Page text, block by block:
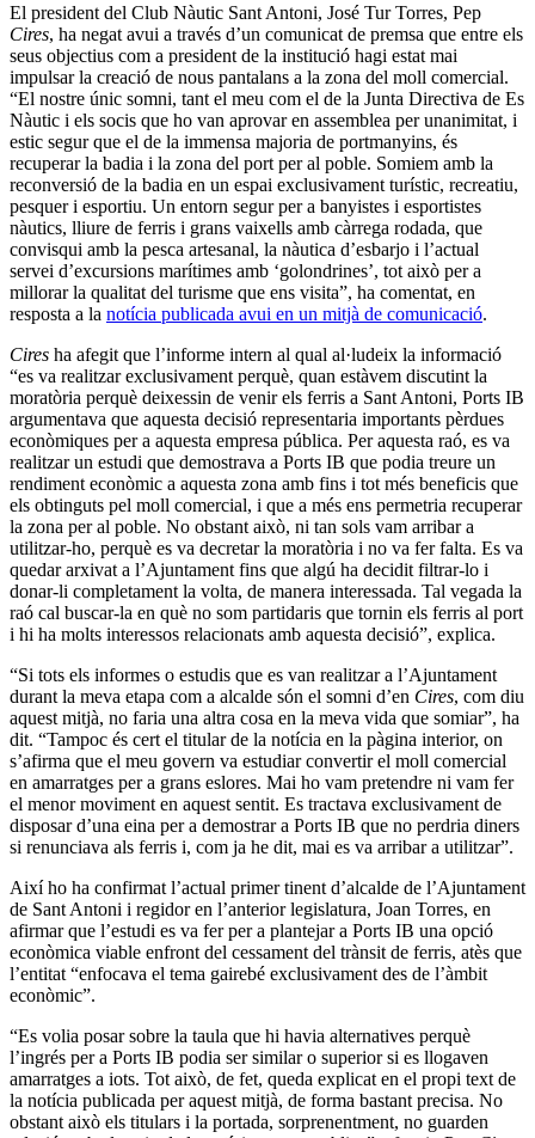
El president del Club Nàutic Sant Antoni, José Tur Torres, Pep
Cires, ha negat avui a través d’un comunicat de premsa que entre els
seus objectius com a president de la institució hagi estat mai
impulsar la creació de nous pantalans a la zona del moll comercial.
“El nostre únic somni, tant el meu com el de la Junta Directiva de Es
Nàutic i els socis que ho van aprovar en assemblea per unanimitat, i
estic segur que el de la immensa majoria de portmanyins, és
recuperar la badia i la zona del port per al poble. Somiem amb la
reconversió de la badia en un espai exclusivament turístic, recreatiu,
pesquer i esportiu. Un entorn segur per a banyistes i esportistes
nàutics, lliure de ferris i grans vaixells amb càrrega rodada, que
convisqui amb la pesca artesanal, la nàutica d’esbarjo i l’actual
servei d’excursions marítimes amb ‘golondrines’, tot això per a
millorar la qualitat del turisme que ens visita”, ha comentat, en
resposta a la notícia publicada avui en un mitjà de comunicació.
Cires ha afegit que l’informe intern al qual al·ludeix la informació
“es va realitzar exclusivament perquè, quan estàvem discutint la
moratòria perquè deixessin de venir els ferris a Sant Antoni, Ports IB
argumentava que aquesta decisió representaria importants pèrdues
econòmiques per a aquesta empresa pública. Per aquesta raó, es va
realitzar un estudi que demostrava a Ports IB que podia treure un
rendiment econòmic a aquesta zona amb fins i tot més beneficis que
els obtinguts pel moll comercial, i que a més ens permetria recuperar
la zona per al poble. No obstant això, ni tan sols vam arribar a
utilitzar-ho, perquè es va decretar la moratòria i no va fer falta. Es va
quedar arxivat a l’Ajuntament fins que algú ha decidit filtrar-lo i
donar-li completament la volta, de manera interessada. Tal vegada la
raó cal buscar-la en què no som partidaris que tornin els ferris al port
i hi ha molts interessos relacionats amb aquesta decisió”, explica.
“Si tots els informes o estudis que es van realitzar a l’Ajuntament
durant la meva etapa com a alcalde són el somni d’en Cires, com diu
aquest mitjà, no faria una altra cosa en la meva vida que somiar”, ha
dit. “Tampoc és cert el titular de la notícia en la pàgina interior, on
s’afirma que el meu govern va estudiar convertir el moll comercial
en amarratges per a grans eslores. Mai ho vam pretendre ni vam fer
el menor moviment en aquest sentit. Es tractava exclusivament de
disposar d’una eina per a demostrar a Ports IB que no perdria diners
si renunciava als ferris i, com ja he dit, mai es va arribar a utilitzar”.
Així ho ha confirmat l’actual primer tinent d’alcalde de l’Ajuntament
de Sant Antoni i regidor en l’anterior legislatura, Joan Torres, en
afirmar que l’estudi es va fer per a plantejar a Ports IB una opció
econòmica viable enfront del cessament del trànsit de ferris, atès que
l’entitat “enfocava el tema gairebé exclusivament des de l’àmbit
econòmic”.
“Es volia posar sobre la taula que hi havia alternatives perquè
l’ingrés per a Ports IB podia ser similar o superior si es llogaven
amarratges a iots. Tot això, de fet, queda explicat en el propi text de
la notícia publicada per aquest mitjà, de forma bastant precisa. No
obstant això els titulars i la portada, sorprenentment, no guarden